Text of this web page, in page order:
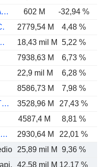
ROCKET LAB CORPORATION
602 M -32,94 %
2779,54 M 4,48 %
CO., LTD.
18,43 mil M 5,22 %
7938,63 M 6,73 %
22,9 mil M 6,28 %
8586,73 M 7,98 %
HINDUSTAN AERONAUTICS LIMITED
3528,96 M 27,43 %
4587,4 M 8,81 %
BHARAT ELECTRONICS LIMITED
2930,64 M 22,01 %
25,89 mil M 9,36 %
42,58 mil M 12,17 %